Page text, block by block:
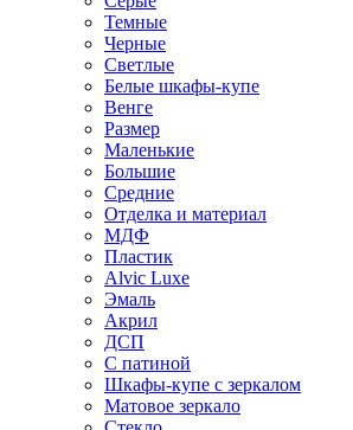
Темные
Черные
Светлые
Белые шкафы-купе
Венге
Размер
Маленькие
Большие
Средние
Отделка и материал
МДФ
Пластик
Alvic Luxe
Эмаль
Акрил
ДСП
С патиной
Шкафы-купе с зеркалом
Матовое зеркало